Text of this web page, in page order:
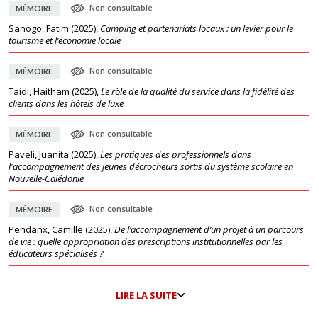
MÉMOIRE Non consultable
Sanogo, Fatim (2025), Camping et partenariats locaux : un levier pour le
tourisme et l’économie locale
MÉMOIRE Non consultable
Taidi, Haitham (2025),Le rôle de la qualité du service dans la fidélité des
clients dans les hôtels de luxe
MÉMOIRE Non consultable
Paveli, Juanita (2025),Les pratiques des professionnels dans
l'accompagnement des jeunes décrocheurs sortis du système scolaire en
Nouvelle-Calédonie
MÉMOIRE Non consultable
Pendanx, Camille (2025),De l’accompagnement d’un projet à un parcours
de vie : quelle appropriation des prescriptions institutionnelles par les
éducateurs spécialisés ?
LIRE LA SUITE